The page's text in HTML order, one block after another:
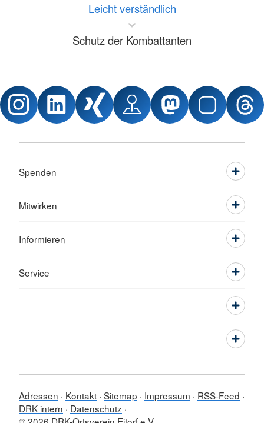
Leicht verständlich
Schutz der Kombattanten
Spenden
Mitwirken
Informieren
Service
Adressen Kontakt Sitemap Impressum
RSS-Feed
DRK intern
Datenschutz